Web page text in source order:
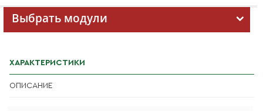
Выбрать модули
ХАРАКТЕРИСТИКИ
ОПИСАНИЕ